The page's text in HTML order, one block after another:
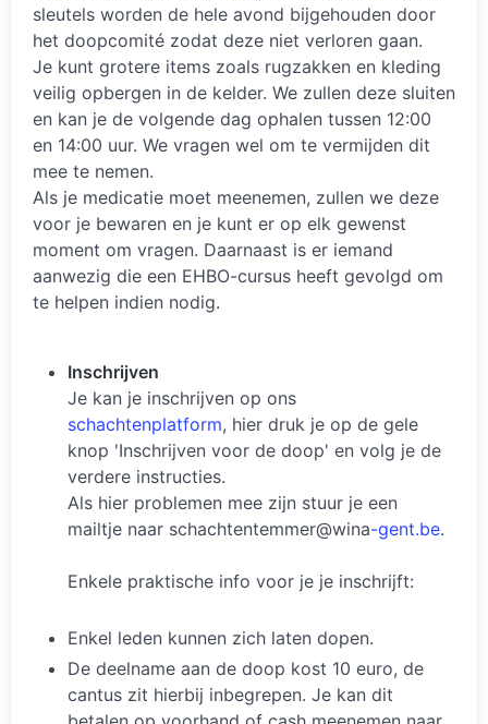
sleutels worden de hele avond bijgehouden door
het doopcomité zodat deze niet verloren gaan.
Je kunt grotere items zoals rugzakken en kleding
veilig opbergen in de kelder. We zullen deze sluiten
en kan je de volgende dag ophalen tussen 12:00
en 14:00 uur. We vragen wel om te vermijden dit
mee te nemen.
Als je medicatie moet meenemen, zullen we deze
voor je bewaren en je kunt er op elk gewenst
moment om vragen. Daarnaast is er iemand
aanwezig die een EHBO-cursus heeft gevolgd om
te helpen indien nodig.
Inschrijven
Je kan je inschrijven op ons
schachtenplatform, hier druk je op de gele
knop 'Inschrijven voor de doop' en volg je de
verdere instructies.
Als hier problemen mee zijn stuur je een
mailtje naar schachtentemmer@wina-gent.be.
Enkele praktische info voor je je inschrijft:
Enkel leden kunnen zich laten dopen.
De deelname aan de doop kost 10 euro, de
cantus zit hierbij inbegrepen. Je kan dit